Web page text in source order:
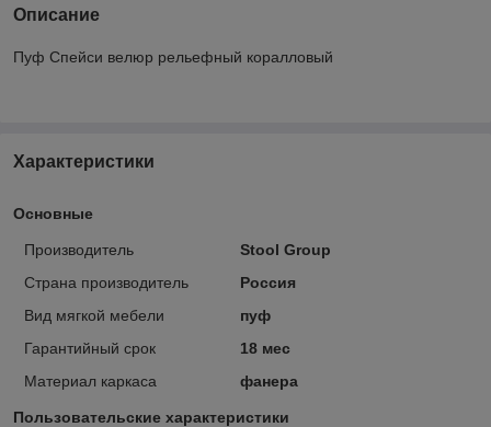
Описание
Пуф Спейси велюр рельефный коралловый
Характеристики
Основные
Производитель
Stool Group
Страна производитель
Россия
Вид мягкой мебели
пуф
Гарантийный срок
18 мес
Материал каркаса
фанера
Пользовательские характеристики